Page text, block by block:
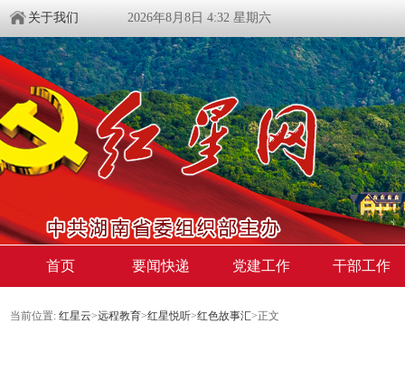
关于我们 2026年8月8日 4:32 星期六
首页 要闻快递 党建工作 干部工作
当前位置: 红星云>远程教育>红星悦听>红色故事汇>正文